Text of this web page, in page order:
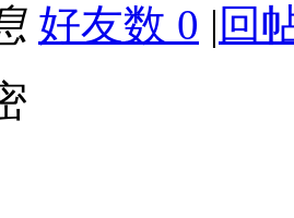
好友数 0 | 回